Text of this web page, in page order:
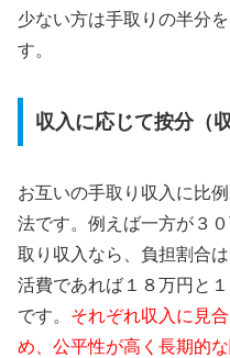
少ない方は手取りの半分
す。
収入に応じて按分（
お互いの手取り収入に比
法です。例えば一方が３
取り収入なら、負担割合
活費であれば１８万円と
です。 それぞれ収入に見
め、公平性が高く長期的